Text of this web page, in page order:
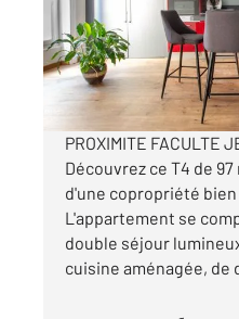
Appartement F4
114
Visiter le site dédié
PROXIMITE FACULTE
Découvrez ce T4 de
d'une copropriété
L'appartement se
double séjour
cuisine aménagée, de